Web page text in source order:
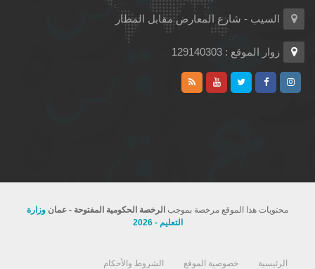
السيب - شارع المعارض مقابل المطار
زوار الموقع : 129140303
محتويات هذا الموقع مرخصة بموجب الرخصة الحكومية المفتوحة - عمان وزارة
التعليم - 2026
الرئيسية خصوصية الموقع الشروط والأحكام